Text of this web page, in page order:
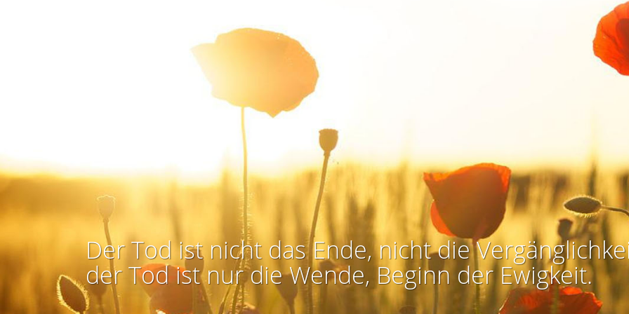
Der Tod ist nicht das Ende, nicht die
der Tod ist nur die Wende, Beginn der Ewigkeit.